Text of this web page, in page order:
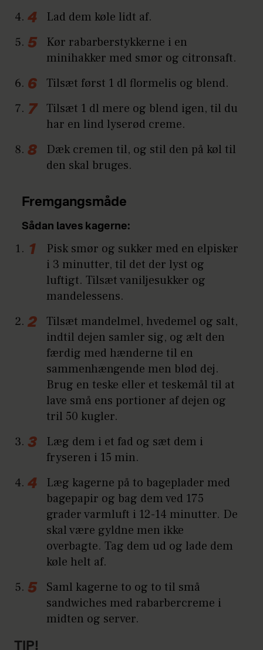
Lad dem køle lidt af.
Kør rabarberstykkerne i en
minihakker med smør og citronsaft.
Tilsæt først 1 dl flormelis og blend.
Tilsæt 1 dl mere og blend igen, til du
har en lind lyserød creme.
Dæk cremen til, og stil den på køl til
den skal bruges.
Fremgangsmåde
Sådan laves kagerne:
Pisk smør og sukker med en elpisker
i 3 minutter, til det der lyst og
luftigt. Tilsæt vaniljesukker og
mandelessens.
Tilsæt mandelmel, hvedemel og salt,
indtil dejen samler sig, og ælt den
færdig med hænderne til en
sammenhængende men blød dej.
Brug en teske eller et teskemål til at
lave små ens portioner af dejen og
tril 50 kugler.
Læg dem i et fad og sæt dem i
fryseren i 15 min.
Læg kagerne på to bageplader med
bagepapir og bag dem ved 175
grader varmluft i 12-14 minutter. De
skal være gyldne men ikke
overbagte. Tag dem ud og lade dem
køle helt af.
Saml kagerne to og to til små
sandwiches med rabarbercreme i
midten og server.
TIP!